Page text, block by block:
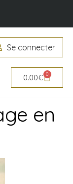
Se connecter
0.00€ 0
en